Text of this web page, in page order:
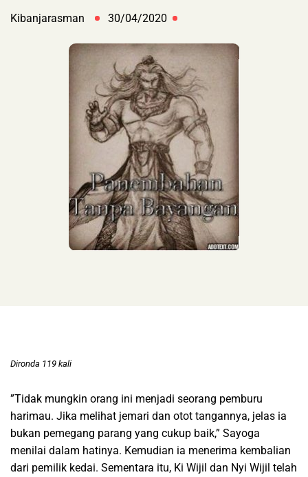
Kibanjarasman 30/04/2020
Dironda 119 kali
”Tidak mungkin orang ini menjadi seorang pemburu
harimau. Jika melihat jemari dan otot tangannya, jelas ia
bukan pemegang parang yang cukup baik,” Sayoga
menilai dalam hatinya. Kemudian ia menerima kembalian
dari pemilik kedai. Sementara itu, Ki Wijil dan Nyi Wijil telah